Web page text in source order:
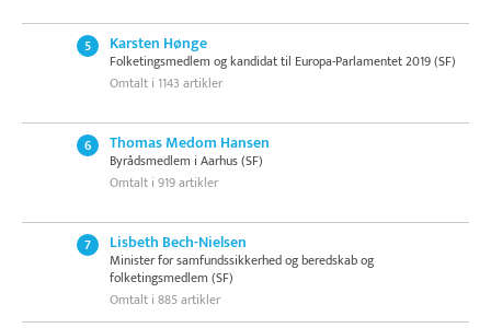
5 Karsten Hønge
Folketingsmedlem og kandidat til Europa-Parlamentet 2019 (SF)
Omtalt i 1143 artikler
6 Thomas Medom Hansen
Byrådsmedlem i Aarhus (SF)
Omtalt i 919 artikler
7 Lisbeth Bech-Nielsen
Minister for samfundssikkerhed og beredskab og
folketingsmedlem (SF)
Omtalt i 885 artikler